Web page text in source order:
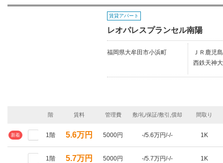
賃貸アパート
レオパレスプランセル南陽
福岡県大牟田市小浜町
ＪＲ鹿児
西鉄天神
階 賃料 管理費 敷/礼/保証/敷引,償却 間取り
新着 1階 5.6万円 5000円 -/5.6万円/-/- 1K
1階 5.7万円 5000円 -/5.7万円/-/- 1K